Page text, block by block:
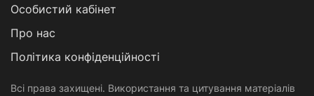
Особистий кабінет
Про нас
Політика конфіденційності
Всі права захищені. Використання та цитування матеріалів